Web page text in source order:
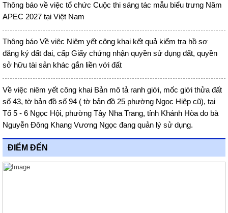
Thông báo về việc tổ chức Cuộc thi sáng tác mẫu biểu trưng Năm
APEC 2027 tại Việt Nam
Thông báo Về việc Niêm yết công khai kết quả kiểm tra hồ sơ
đăng ký đất đai, cấp Giấy chứng nhận quyền sử dụng đất, quyền
sở hữu tài sản khác gắn liền với đất
Về việc niêm yết công khai Bản mô tả ranh giới, mốc giới thửa đất
số 43, tờ bản đồ số 94 ( tờ bản đồ 25 phường Ngọc Hiệp cũ), tại
Tổ 5 - 6 Ngọc Hội, phường Tây Nha Trang, tỉnh Khánh Hòa do bà
Nguyễn Đông Khang Vương Ngọc đang quản lý sử dụng.
ĐIỂM ĐẾN